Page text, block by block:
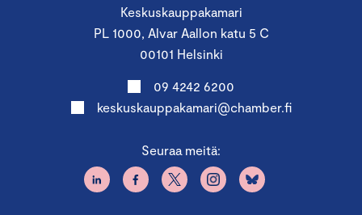
Keskuskauppakamari
PL 1000, Alvar Aallon katu 5 C
00101 Helsinki
09 4242 6200
keskuskauppakamari@chamber.fi
Seuraa meitä: